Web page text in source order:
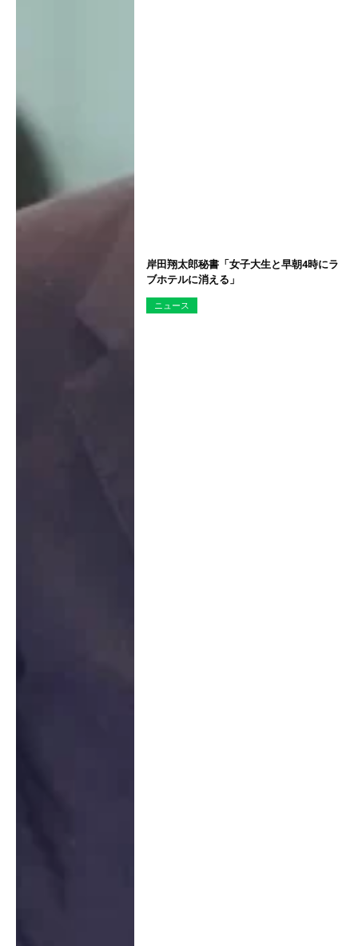
岸田翔太郎秘書「女子大生と早朝4時にラ
ブホテルに消える」
ニュース